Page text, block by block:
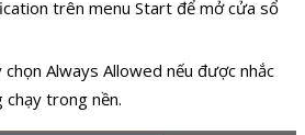
trên menu Start để mở cửa sổ
Always Allowed nếu được nhắc
trong nền.